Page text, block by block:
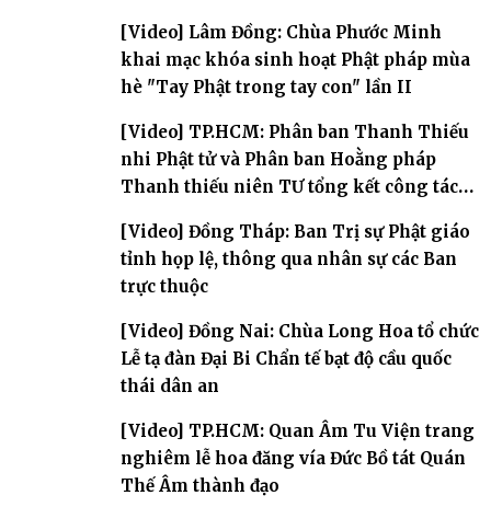
[Video] Lâm Đồng: Chùa Phước Minh
khai mạc khóa sinh hoạt Phật pháp mùa
hè "Tay Phật trong tay con" lần II
[Video] TP.HCM: Phân ban Thanh Thiếu
nhi Phật tử và Phân ban Hoằng pháp
Thanh thiếu niên TƯ tổng kết công tác
[Video] Đồng Tháp: Ban Trị sự Phật giáo
tỉnh họp lệ, thông qua nhân sự các Ban
trực thuộc
[Video] Đồng Nai: Chùa Long Hoa tổ chức
Lễ tạ đàn Đại Bi Chẩn tế bạt độ cầu quốc
thái dân an
[Video] TP.HCM: Quan Âm Tu Viện trang
nghiêm lễ hoa đăng vía Đức Bồ tát Quán
Thế Âm thành đạo